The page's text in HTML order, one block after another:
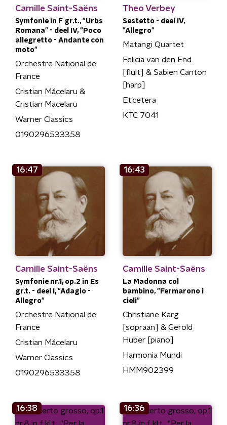
Camille Saint-Saëns
Symfonie in F gr.t., "Urbs
Romana" - deel IV, "Poco
allegretto - Andante con
moto"
Orchestre National de
France
Cristian Măcelaru &
Cristian Macelaru
Warner Classics
0190296533358
Theo Verbey
Sestetto - deel IV,
"Allegro"
Matangi Quartet
Felicia van den End
[fluit] & Sabien Canton
[harp]
Et'cetera
KTC 7041
16:47
Camille Saint-Saëns
Symfonie nr.1, op.2 in Es
gr.t. - deel I, "Adagio -
Allegro"
Orchestre National de
France
Cristian Măcelaru
Warner Classics
0190296533358
16:43
Camille Saint-Saëns
La Madonna col
bambino, "Fermarono i
cieli"
Christiane Karg
[sopraan] & Gerold
Huber [piano]
Harmonia Mundi
HMM902399
16:38 16:36